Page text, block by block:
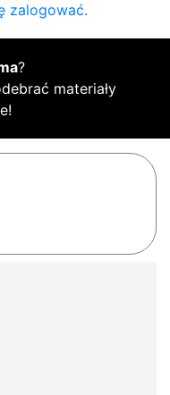
zalogować.
?
materiały